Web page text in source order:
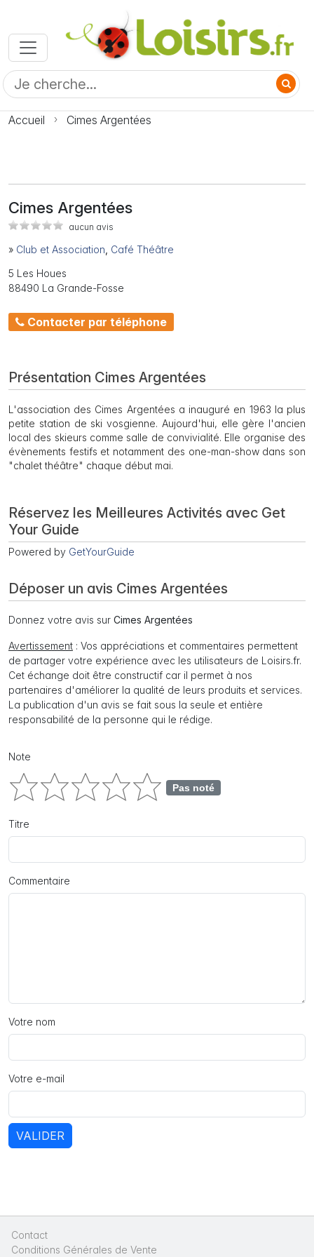
Accueil Cimes Argentées
Cimes Argentées
aucun avis
» Club et Association Café Théâtre
5 Les Houes
88490 La Grande-Fosse
Contacter par téléphone
Présentation Cimes Argentées
L'association des Cimes Argentées a inauguré en 1963 la plus
petite station de ski vosgienne. Aujourd'hui, elle gère l'ancien
local des skieurs comme salle de convivialité. Elle organise des
évènements festifs et notamment des one-man-show dans son
"chalet théâtre" chaque début mai.
Réservez les Meilleures Activités avec Get
Your Guide
Powered by GetYourGuide
Déposer un avis Cimes Argentées
Donnez votre avis sur Cimes Argentées
Avertissement : Vos appréciations et commentaires permettent
de partager votre expérience avec les utilisateurs de Loisirs.fr.
Cet échange doit être constructif car il permet à nos
partenaires d'améliorer la qualité de leurs produits et services.
La publication d'un avis se fait sous la seule et entière
responsabilité de la personne qui le rédige.
Note
Pas noté
Titre
Commentaire
Votre nom
Votre e-mail
VALIDER
Contact
Conditions Générales de Vente